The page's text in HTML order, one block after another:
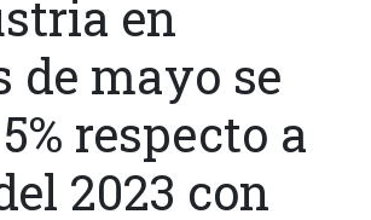
en
de mayo se
respecto a
2023 con